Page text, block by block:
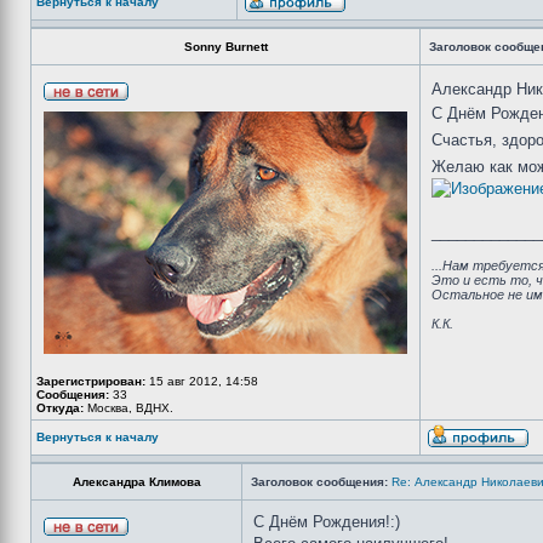
Sonny Burnett Заголовок
Зарегистрирован: 15 авг 2012, 14:58
Сообщения: 33
Откуда: Москва, ВДНХ.
Александр
С Днём
Счастья,
Желаю как
...Нам
Это и есть то,
Остальное не
К.К.
Вернуться к началу
Александра Климова Заголовок сообщения: Re: Александр
С Днём Рождения!:)